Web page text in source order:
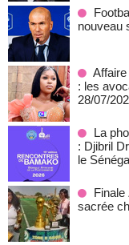
nouveau
: les
28/07/
La
: Djibril
le
sacrée